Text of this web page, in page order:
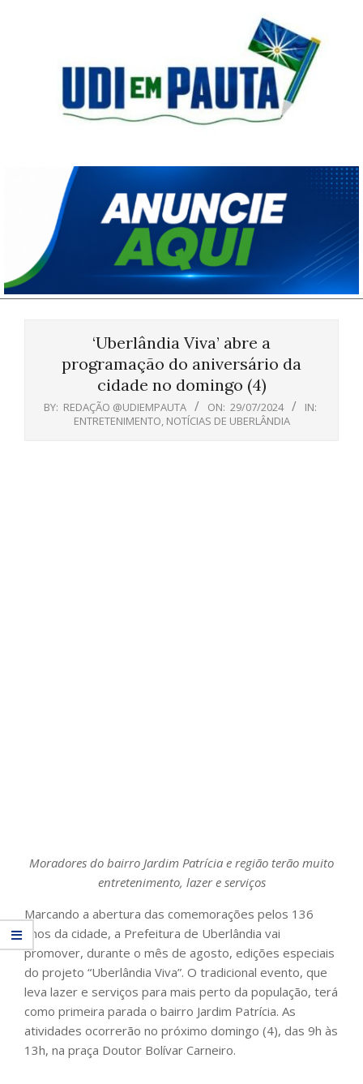
Pauta
‘Uberlândia Viva’ abre a
programação do aniversário da
cidade no domingo (4)
BY: REDAÇÃO @UDIEMPAUTA ON: 29/07/2024
IN:
ENTRETENIMENTO, NOTÍCIAS DE UBERLÂNDIA
Moradores do bairro Jardim Patrícia e região terão muito
entretenimento, lazer e serviços
Marcando a abertura das comemorações pelos 136
anos da cidade, a Prefeitura de Uberlândia vai
promover, durante o mês de agosto, edições especiais
do projeto “Uberlândia Viva”. O tradicional evento, que
leva lazer e serviços para mais perto da população, terá
como primeira parada o bairro Jardim Patrícia. As
atividades ocorrerão no próximo domingo (4), das 9h às
13h, na praça Doutor Bolívar Carneiro.